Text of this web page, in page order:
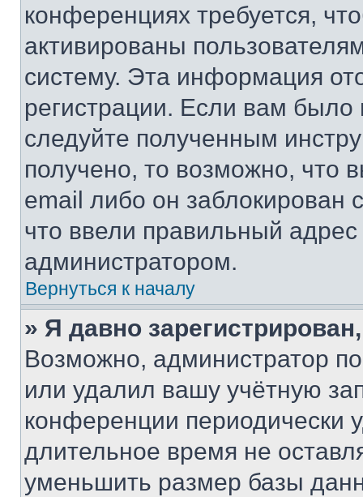
конференциях требуется,
активированы
систему. Эта информация
регистрации. Если вам
следуйте полученным
получено, то возможно, что
email либо он
что ввели правильный адрес
администратором.
Вернуться к началу
» Я давно
Возможно, администратор
или удалил вашу учётную
конференции периодически
длительное время не
уменьшить размер базы